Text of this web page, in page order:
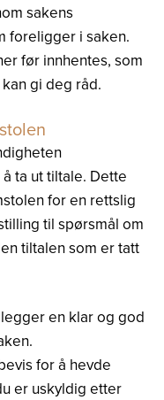
sakens
foreligger i saken.
før innhentes, som
gi deg råd.
ta ut tiltale. Dette
for en rettslig
til spørsmål om
tiltalen som er tatt
en klar og god
for å hevde
er uskyldig etter